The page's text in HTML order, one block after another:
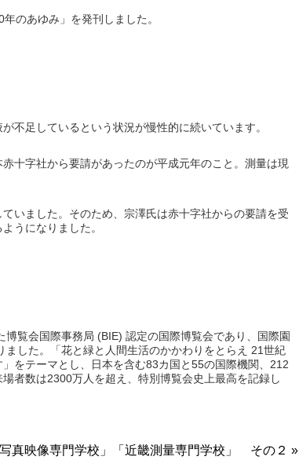
のあゆみ」を発刊しました。
不足しているという状況が慢性的に続いています。
十字社から要請があったのが平成元年のこと。測量は現
いました。そのため、宗澤氏は赤十字社からの要請を受
うになりました。
覧会国際事務局 (BIE) 認定の国際博覧会であり、国際園
した。「花と緑と人間生活のかかわりをとらえ 21世紀
をテーマとし、日本を含む83カ国と55の国際機関、212
者数は2300万人を超え、特別博覧会史上最高を記録し
真映像専門学校」「近畿測量専門学校」 その２ »